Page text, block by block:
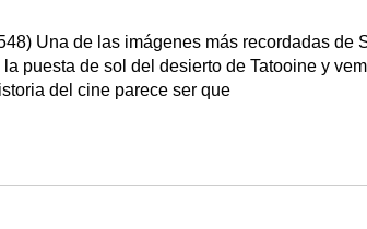
Una de las imágenes más recordadas de
puesta de sol del desierto de Tatooine y
del cine parece ser que